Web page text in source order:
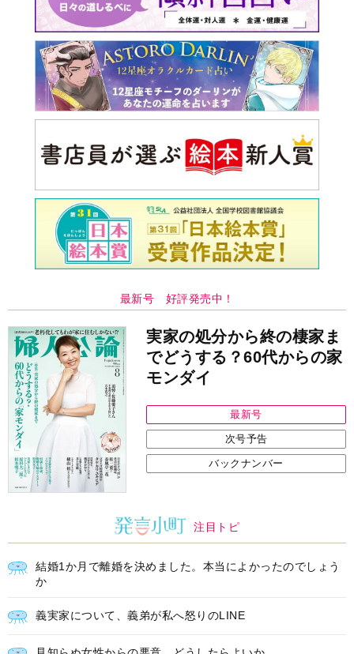
最新号 好評発売中！
実家の処分から終の棲家ま
でどうする？60代からの家
モンダイ
最新号
次号予告
バックナンバー
注目トピ
結婚1か月で離婚を決めました。本当によかったのでしょう
か
義実家について、義弟が私へ怒りのLINE